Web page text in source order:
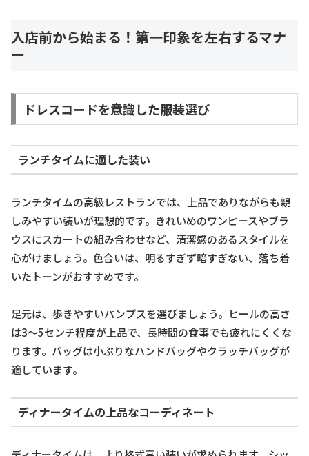
入店前から始まる！第一印象を左右するマナ
ー
ドレスコードを意識した服装選び
ランチタイムに適した装い
ランチタイムの高級レストランでは、上品でありながらも親
しみやすい装いが理想的です。きれいめのワンピースやブラ
ウスにスカートの組み合わせなど、清潔感のあるスタイルを
心がけましょう。色合いは、明るすぎず暗すぎない、落ち着
いたトーンがおすすめです。
足元は、歩きやすいパンプスを選びましょう。ヒールの高さ
は3〜5センチ程度が上品で、長時間の食事でも疲れにくくな
ります。バッグは小ぶりなハンドバッグやクラッチバッグが
適しています。
ディナータイムの上品なコーディネート